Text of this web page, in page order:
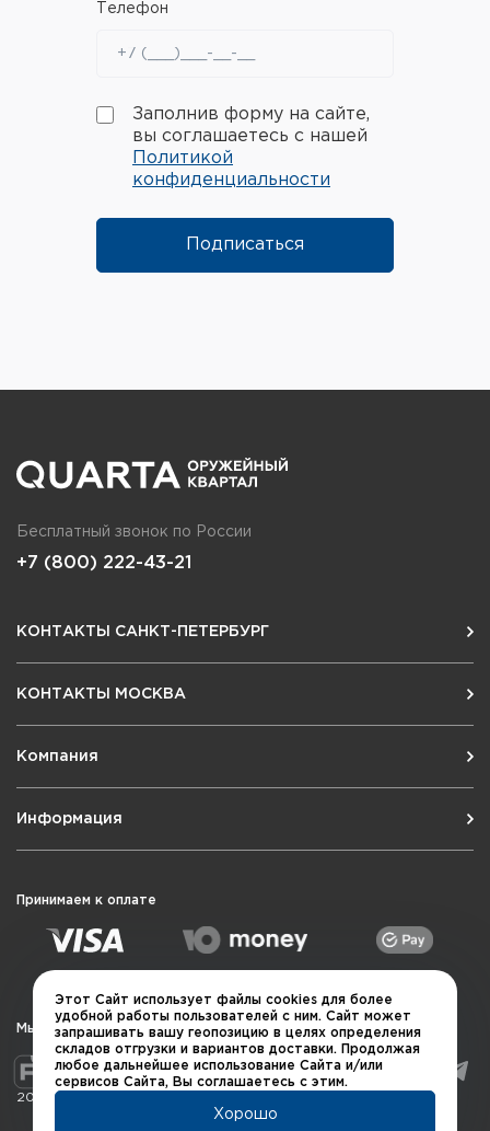
Телефон
Заполнив форму на сайте,
вы соглашаетесь с нашей
Политикой
конфиденциальности
Подписаться
Бесплатный звонок по России
+7 (800) 222-43-21
КОНТАКТЫ САНКТ-ПЕТЕРБУРГ
КОНТАКТЫ МОСКВА
Компания
Информация
Принимаем к оплате
Мы в социальных сетях
2026 © QUARTA "Оружейный квартал"
Этот Сайт использует файлы cookies для более
удобной работы пользователей с ним. Сайт может
запрашивать вашу геопозицию в целях определения
складов отгрузки и вариантов доставки. Продолжая
любое дальнейшее использование Сайта и/или
сервисов Сайта, Вы соглашаетесь с этим.
Хорошо